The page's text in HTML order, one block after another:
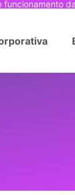
funcionamento